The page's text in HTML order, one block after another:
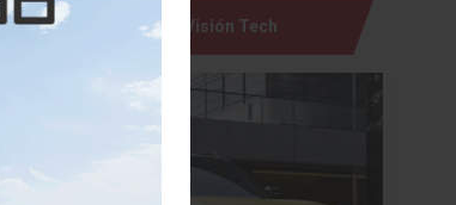
Visión Tech